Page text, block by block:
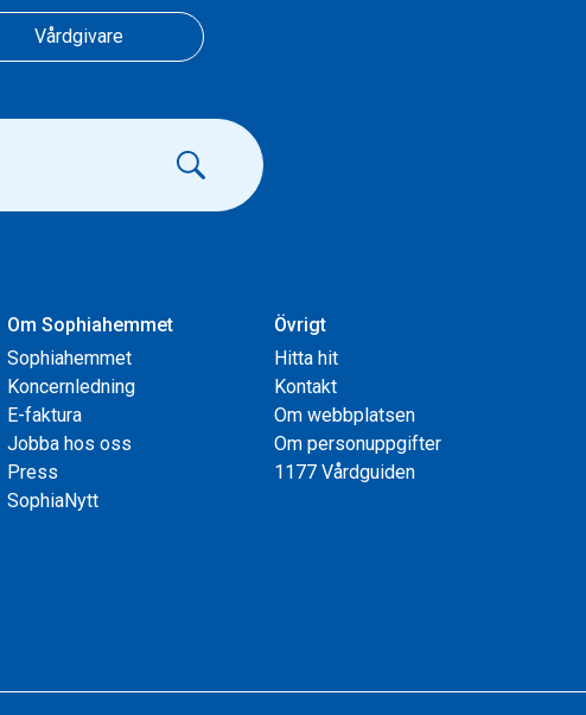
Vårdgivare
Om Sophiahemmet
Sophiahemmet
Koncernledning
E-faktura
Jobba hos oss
Press
SophiaNytt
Övrigt
Hitta hit
Kontakt
Om webbplatsen
Om personuppgifter
1177 Vårdguiden